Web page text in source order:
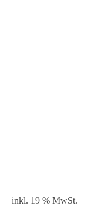
inkl. 19 % MwSt.